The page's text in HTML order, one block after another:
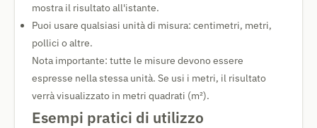
mostra il risultato all'istante.
Puoi usare qualsiasi unità di misura: centimetri, metri,
pollici o altre.
Nota importante: tutte le misure devono essere
espresse nella stessa unità. Se usi i metri, il risultato
verrà visualizzato in metri quadrati (m²).
Esempi pratici di utilizzo